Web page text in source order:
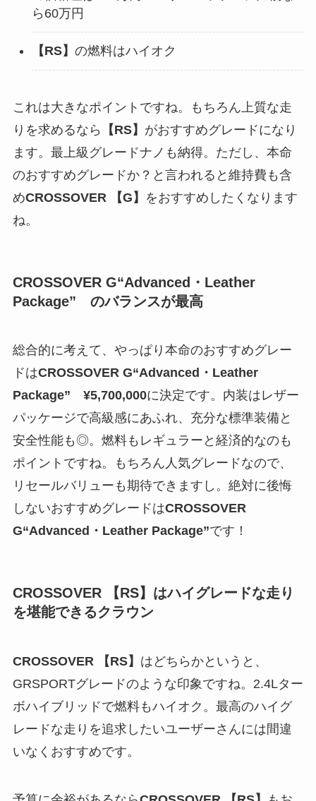
ら60万円
【RS】 の燃料はハイオク
これは大きなポイントですね。もちろん上質な走
りを求めるなら
【RS】 がおすすめグレードになり
ます。最上級グレードナノも納得。ただし、本命
のおすすめグレードか？と言われると維持費も含
めCROSSOVER 【G 】
をおすすめしたくなります
ね。
CROSSOVER G“Advanced・Leather
Package” のバランスが最高
総合的に考えて、やっぱり本命のおすすめグレー
ドはCROSSOVER G“Advanced・Leather
Package” ¥5,700,000に決定です。内装はレザー
パッケージで高級感にあふれ、充分な標準装備と
安全性能も◎。燃料もレギュラーと経済的なのも
ポイントですね。もちろん人気グレードなので、
リセールバリューも期待できますし。絶対に後悔
しないおすすめグレードはCROSSOVER
G“Advanced・Leather Package”です！
CROSSOVER 【RS】 はハイグレードな走り
を堪能できるクラウン
CROSSOVER 【RS】 はどちらかというと、
GRSPORTグレードのような印象ですね。2.4Lター
ボハイブリッドで燃料もハイオク。最高のハイグ
レードな走りを追求したいユーザーさんには間違
いなくおすすめです。